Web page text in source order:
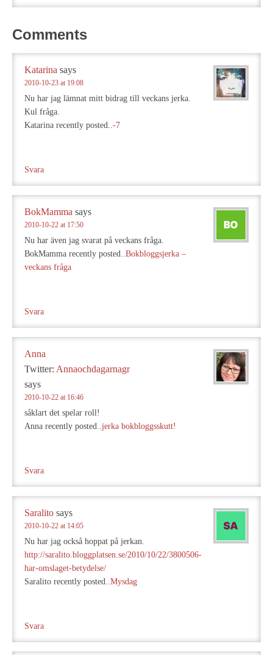
Comments
Katarina says
2010-10-23 at 19:08
Nu har jag lämnat mitt bidrag till veckans jerka.
Kul fråga.
Katarina recently posted..-7
Svara
BokMamma says
2010-10-22 at 17:50
Nu har även jag svarat på veckans fråga.
BokMamma recently posted..Bokbloggsjerka –
veckans fråga
Svara
Anna
Twitter: Annaochdagarnagr
says
2010-10-22 at 16:46
såklart det spelar roll!
Anna recently posted..jerka bokbloggsskutt!
Svara
Saralito says
2010-10-22 at 14:05
Nu har jag också hoppat på jerkan.
http://saralito.bloggplatsen.se/2010/10/22/3800506-
har-omslaget-betydelse/
Saralito recently posted..Mysdag
Svara